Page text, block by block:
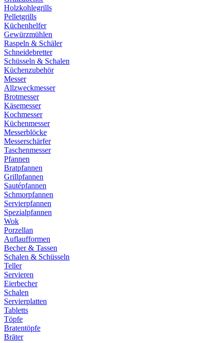
Holzkohlegrills
Pelletgrills
Küchenhelfer
Gewürzmühlen
Raspeln & Schäler
Schneidebretter
Schüsseln & Schalen
Küchenzubehör
Messer
Allzweckmesser
Brotmesser
Käsemesser
Kochmesser
Küchenmesser
Messerblöcke
Messerschärfer
Taschenmesser
Pfannen
Bratpfannen
Grillpfannen
Sautépfannen
Schmorpfannen
Servierpfannen
Spezialpfannen
Wok
Porzellan
Auflaufformen
Becher & Tassen
Schalen & Schüsseln
Teller
Servieren
Eierbecher
Schalen
Servierplatten
Tabletts
Töpfe
Bratentöpfe
Bräter